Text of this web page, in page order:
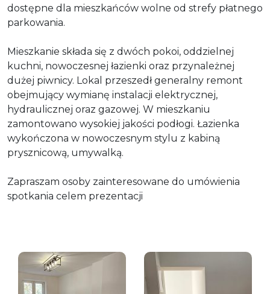
dostępne dla mieszkańców wolne od strefy płatnego
parkowania.
Mieszkanie składa się z dwóch pokoi, oddzielnej
kuchni, nowoczesnej łazienki oraz przynależnej
dużej piwnicy. Lokal przeszedł generalny remont
obejmujący wymianę instalacji elektrycznej,
hydraulicznej oraz gazowej. W mieszkaniu
zamontowano wysokiej jakości podłogi. Łazienka
wykończona w nowoczesnym stylu z kabiną
prysznicową, umywalką.
Zapraszam osoby zainteresowane do umówienia
spotkania celem prezentacji